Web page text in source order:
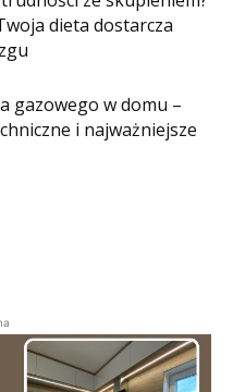
dieta dostarcza
gazowego w domu –
i najważniejsze